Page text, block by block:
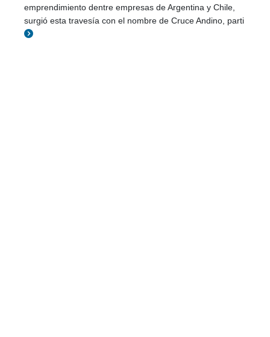
emprendimiento dentre empresas de Argentina y Chile,
surgió esta travesía con el nombre de Cruce Andino, parti